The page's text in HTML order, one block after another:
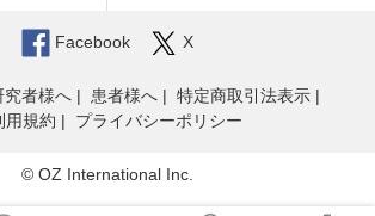
Facebook X
究者様へ 患者様へ
特定商取引法表示
用規約
プライバシーポリシー
© OZ International Inc.